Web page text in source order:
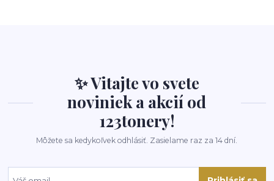
✨ Vitajte vo svete
noviniek a akcií od
123tonery!
Môžete sa kedykoľvek odhlásiť. Zasielame raz za 14 dní.